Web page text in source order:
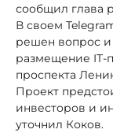
сообщил глава
В своем
решен вопрос
размещение IT-
проспекта
Проект
инвесторов и
уточнил Коков.